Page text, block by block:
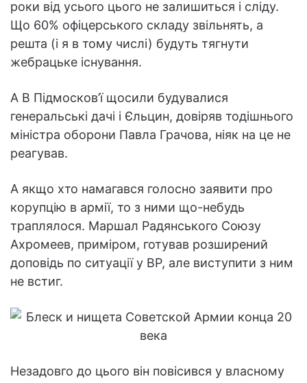
роки від усього цього не залишиться і сліду.
Що 60% офіцерського складу звільнять, а
решта (і я в тому числі) будуть тягнути
жебрацьке існування.
А В Підмосков’ї щосили будувалися
генеральські дачі і Єльцин, довіряв тодішнього
міністра оборони Павла Грачова, ніяк на це не
реагував.
А якщо хто намагався голосно заявити про
корупцію в армії, то з ними що-небудь
траплялося. Маршал Радянського Союзу
Ахромеев, приміром, готував розширений
доповідь по ситуації у ВР, але виступити з ним
не встиг.
Незадовго до цього він повісився у власному